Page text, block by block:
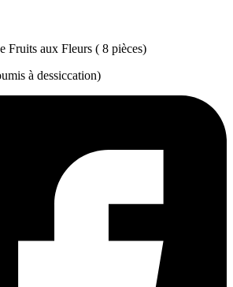
Fruits aux Fleurs ( 8 pièces)
à dessiccation)